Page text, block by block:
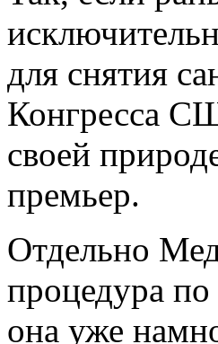
для снятия
Конгресса
своей
премьер.
Отдельно
процедура по
она уже